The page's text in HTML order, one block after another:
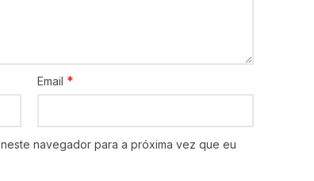
Email *
navegador para a próxima vez que eu